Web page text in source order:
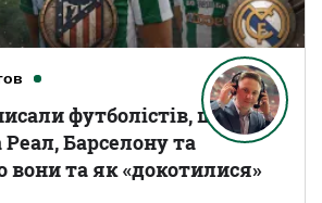
футболістів, що
Барселону та
вони та як «докотилися»